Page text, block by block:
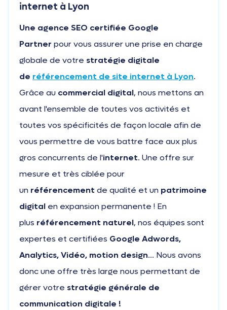
internet à Lyon
Une agence SEO certifiée Google
Partner pour vous assurer une prise en charge
globale de votre stratégie digitale
de référencement de site internet à Lyon.
Grâce au commercial digital, nous mettons an
avant l'ensemble de toutes vos activités et
toutes vos spécificités de façon locale afin de
vous permettre de vous battre face aux plus
gros concurrents de l'internet. Une offre sur
mesure et très ciblée pour
un référencement de qualité et un patrimoine
digital en expansion permanente ! En
plus référencement naturel, nos équipes sont
expertes et certifiées Google Adwords,
Analytics, Vidéo, motion design... Nous avons
donc une offre très large nous permettant de
gérer votre stratégie générale de
communication digitale !